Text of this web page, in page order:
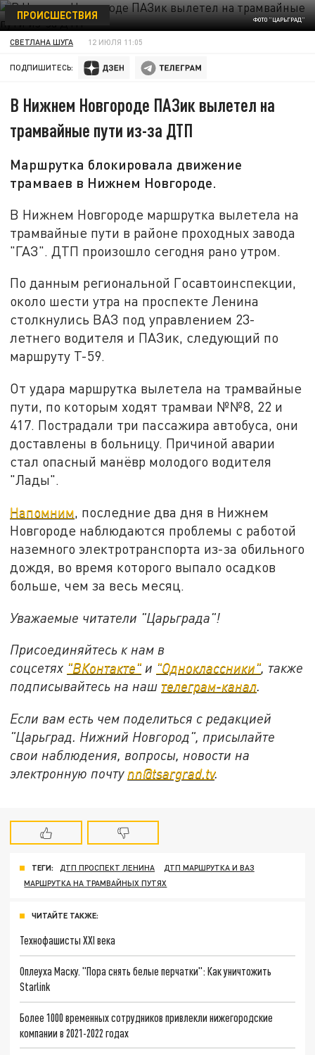
ФОТО "ЦАРЬГРАД"
ПРОИСШЕСТВИЯ
СВЕТЛАНА ШУГА 12 ИЮЛЯ 11:05
ПОДПИШИТЕСЬ:
В Нижнем Новгороде ПАЗик вылетел на
трамвайные пути из-за ДТП
Маршрутка блокировала движение
трамваев в Нижнем Новгороде.
В Нижнем Новгороде маршрутка вылетела на
трамвайные пути в районе проходных завода
"ГАЗ". ДТП произошло сегодня рано утром.
По данным региональной Госавтоинспекции,
около шести утра на проспекте Ленина
столкнулись ВАЗ под управлением 23-
летнего водителя и ПАЗик, следующий по
маршруту Т-59.
От удара маршрутка вылетела на трамвайные
пути, по которым ходят трамваи №№8, 22 и
417. Пострадали три пассажира автобуса, они
доставлены в больницу. Причиной аварии
стал опасный манёвр молодого водителя
"Лады".
Напомним, последние два дня в Нижнем
Новгороде наблюдаются проблемы с работой
наземного электротранспорта из-за обильного
дождя, во время которого выпало осадков
больше, чем за весь месяц.
Уважаемые читатели "Царьграда"!
Присоединяйтесь к нам в
соцсетях "ВКонтакте" и "Одноклассники", также
подписывайтесь на наш телеграм-канал.
Если вам есть чем поделиться с редакцией
"Царьград. Нижний Новгород", присылайте
свои наблюдения, вопросы, новости на
электронную почту nn@tsargrad.tv.
ТЕГИ: ДТП ПРОСПЕКТ ЛЕНИНА
ДТП МАРШРУТКА И ВАЗ
МАРШРУТКА НА ТРАМВАЙНЫХ ПУТЯХ
ЧИТАЙТЕ ТАКЖЕ:
Технофашисты XXI века
Оплеуха Маску. "Пора снять белые перчатки": Как уничтожить
Starlink
Более 1000 временных сотрудников привлекли нижегородские
компании в 2021-2022 годах